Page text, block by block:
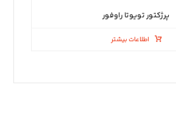
پرژکتور تویوتا راوفور
اطلاعات بیشتر